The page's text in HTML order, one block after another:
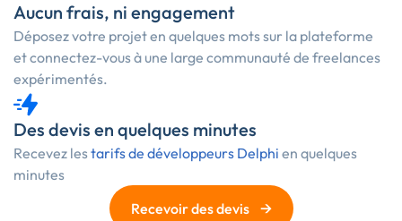
Aucun frais, ni engagement
Déposez votre projet en quelques mots sur la plateforme
et connectez-vous à une large communauté de freelances
expérimentés.
Des devis en quelques minutes
Recevez lestarifs de développeurs Delphi en quelques
minutes
Recevoir des devis
→